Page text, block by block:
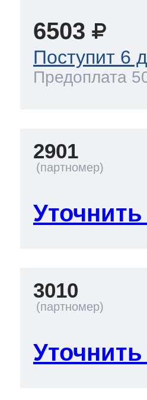
6503
Поступит 6
Предоплата
2901
3010